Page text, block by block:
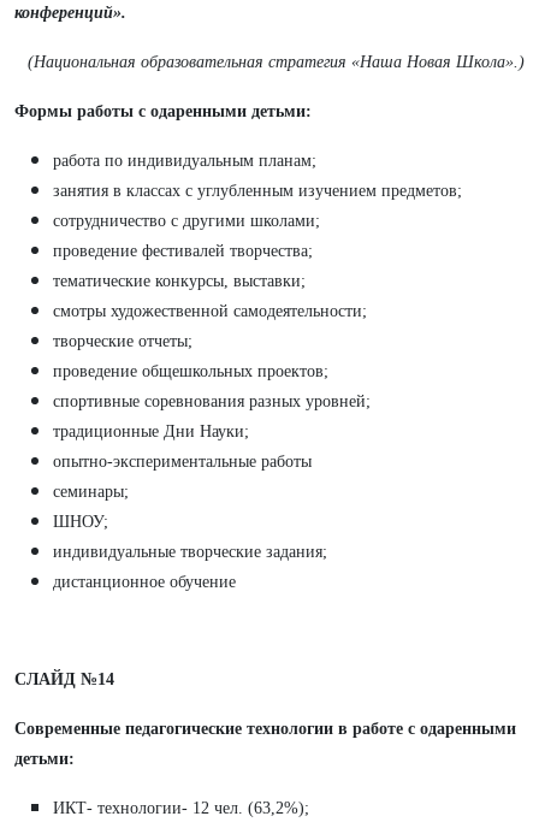
конференций».
(Национальная образовательная стратегия «Наша Новая Школа».)
Формы работы с одаренными детьми:
работа по индивидуальным планам;
занятия в классах с углубленным изучением предметов;
сотрудничество с другими школами;
проведение фестивалей творчества;
тематические конкурсы, выставки;
смотры художественной самодеятельности;
творческие отчеты;
проведение общешкольных проектов;
спортивные соревнования разных уровней;
традиционные Дни Науки;
опытно-экспериментальные работы
семинары;
ШНОУ;
индивидуальные творческие задания;
дистанционное обучение
СЛАЙД №14
Современные педагогические технологии в работе с одаренными
детьми:
ИКТ- технологии- 12 чел. (63,2%);